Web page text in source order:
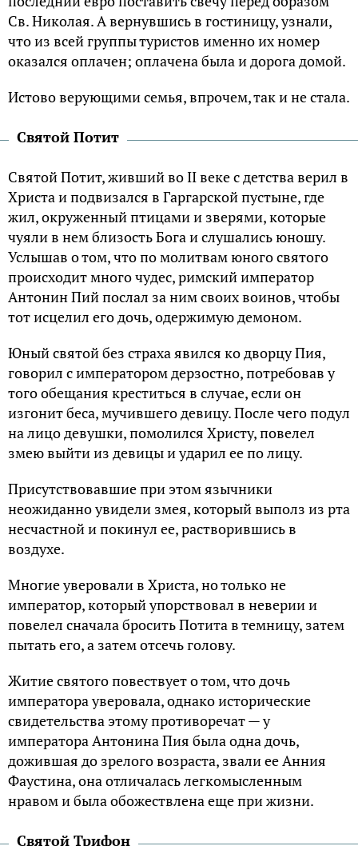
Св. Николая. А вернувшись в гостиницу, узнали,
что из всей группы туристов именно их номер
оказался оплачен; оплачена была и дорога домой.
Истово верующими семья, впрочем, так и не стала.
Святой Потит
Святой Потит, живший во II веке с детства верил в
Христа и подвизался в Гаргарской пустыне, где
жил, окруженный птицами и зверями, которые
чуяли в нем близость Бога и слушались юношу.
Услышав о том, что по молитвам юного святого
происходит много чудес, римский император
Антонин Пий послал за ним своих воинов, чтобы
тот исцелил его дочь, одержимую демоном.
Юный святой без страха явился ко дворцу Пия,
говорил с императором дерзостно, потребовав у
того обещания креститься в случае, если он
изгонит беса, мучившего девицу. После чего подул
на лицо девушки, помолился Христу, повелел
змею выйти из девицы и ударил ее по лицу.
Присутствовавшие при этом язычники
неожиданно увидели змея, который выполз из рта
несчастной и покинул ее, растворившись в
воздухе.
Многие уверовали в Христа, но только не
император, который упорствовал в неверии и
повелел сначала бросить Потита в темницу, затем
пытать его, а затем отсечь голову.
Житие святого повествует о том, что дочь
императора уверовала, однако исторические
свидетельства этому противоречат — у
императора Антонина Пия была одна дочь,
дожившая до зрелого возраста, звали ее Анния
Фаустина, она отличалась легкомысленным
нравом и была обожествлена еще при жизни.
Святой Трифон